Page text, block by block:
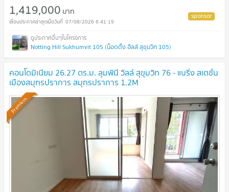
1,419,000 บาท
07/08/2026 6:41:19
Notting Hill Sukhumvit 105 (น็อตติ้ง ฮิลล์ สุขุมวิท 105)
คอนโดมิเนียม 26.27 ตร.ม. ลุมพินี วิลล์ สุขุมวิท 76 - แบริ่ง สเตชั่น
เมืองสมุทรปราการ สมุทรปราการ 1.2M
Premium